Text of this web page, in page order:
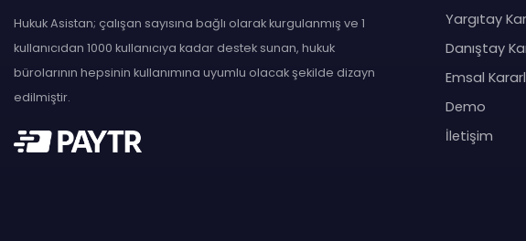
Hukuk Asistan; çalışan sayısına bağlı olarak kurgulanmış ve 1
kullanıcıdan 1000 kullanıcıya kadar destek sunan, hukuk
bürolarının hepsinin kullanımına uyumlu olacak şekilde dizayn
edilmiştir.
Yargıtay
Danıştay
Emsal
Demo
İletişim